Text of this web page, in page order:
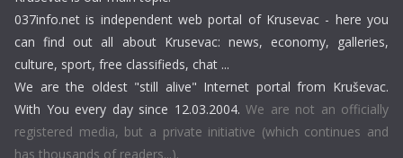
037info.net is independent web portal of Krusevac - here you
can find out all about Krusevac: news, economy, galleries,
culture, sport, free classifieds, chat ...
We are the oldest "still alive" Internet portal from Kruševac.
With You every day since 12.03.2004. We are not an officially
registered media, but a private initiative (which continues and
has thousands of readers...).